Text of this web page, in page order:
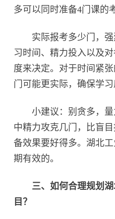
多可以同时准备4门课的
实际报考多少门，强
习时间、精力投入以及
度来决定。对于时间紧
门可能更实际，确保学习
小建议：别贪多，量
中精力攻克几门，比盲
备效果要好得多。湖北
期有效的。
三、如何合理规划
目？‌